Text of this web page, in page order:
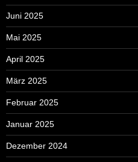
Juni 2025
Mai 2025
April 2025
März 2025
Februar 2025
Januar 2025
Dezember 2024